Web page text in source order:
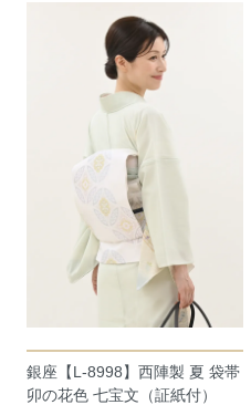
銀座【L-8998】西陣製 夏 袋帯
卯の花色 七宝文（証紙付）